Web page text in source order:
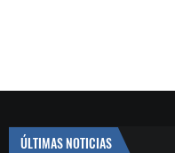
ÚLTIMAS NOTICIAS